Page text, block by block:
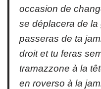
occasion de
se déplacera de
passeras de ta
droit et tu feras
tramazzone à la
en roverso à la